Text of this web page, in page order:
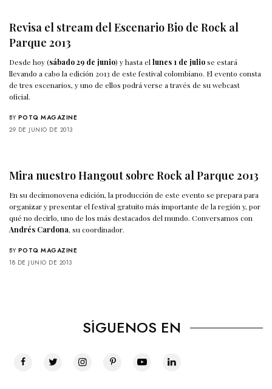
Revisa el stream del Escenario Bio de Rock al
Parque 2013
Desde hoy (sábado 29 de junio) y hasta ellunes 1 de juliose estará
llevando a cabo la edición 2013 de este festival colombiano. El evento consta
de tres escenarios, y uno de ellos podrá verse a través de su webcast
oficial.
BY POTQ MAGAZINE
29 DE JUNIO DE 2013
Mira nuestro Hangout sobre Rock al Parque 2013
En su decimonovena edición, la producción de este evento se prepara para
organizar y presentar el festival gratuito más importante de la región y, por
qué no decirlo, uno de los más destacados del mundo. Conversamos con
Andrés Cardona, su coordinador.
BY POTQ MAGAZINE
18 DE JUNIO DE 2013
SÍGUENOS EN